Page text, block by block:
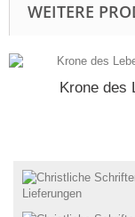
WEITERE
Krone des